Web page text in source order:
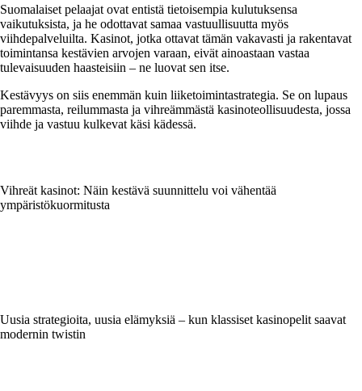
Suomalaiset pelaajat ovat entistä tietoisempia kulutuksensa
vaikutuksista, ja he odottavat samaa vastuullisuutta myös
viihdepalveluilta. Kasinot, jotka ottavat tämän vakavasti ja rakentavat
toimintansa kestävien arvojen varaan, eivät ainoastaan vastaa
tulevaisuuden haasteisiin – ne luovat sen itse.
Kestävyys on siis enemmän kuin liiketoimintastrategia. Se on lupaus
paremmasta, reilummasta ja vihreämmästä kasinoteollisuudesta, jossa
viihde ja vastuu kulkevat käsi kädessä.
Vihreät kasinot: Näin kestävä suunnittelu voi vähentää
ympäristökuormitusta
Uusia strategioita, uusia elämyksiä – kun klassiset kasinopelit saavat
modernin twistin